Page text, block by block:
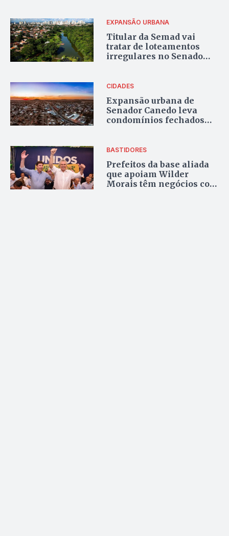
Rio das Antas
EXPANSÃO URBANA
Titular da Semad vai
tratar de loteamentos
irregulares no Senado
CIDADES
Expansão urbana de
Senador Canedo leva
condomínios fechados
BASTIDORES
Prefeitos da base aliada
que apoiam Wilder
Morais têm negócios com